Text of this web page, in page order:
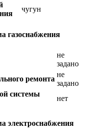
чугун
газоснабжения
не
задано
ремонта
не
задано
системы
нет
электроснабжения